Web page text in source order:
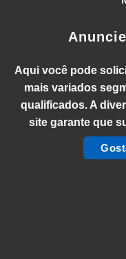
Aqui você pode
mais variados
qualificados. A
site garante que